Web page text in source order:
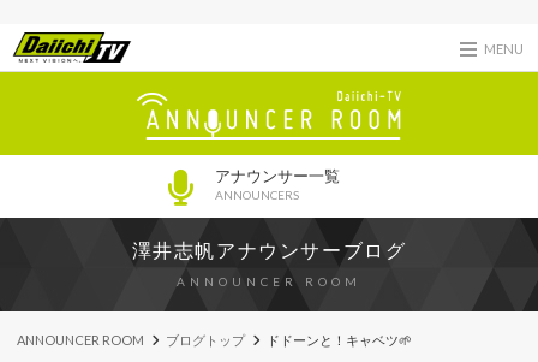
MENU
アナウンサー一覧
ANNOUNCERS
澤井志帆アナウンサーブログ
ANNOUNCER ROOM
ANNOUNCER ROOM ブログトップ ドドーンと！キャベツ🌱